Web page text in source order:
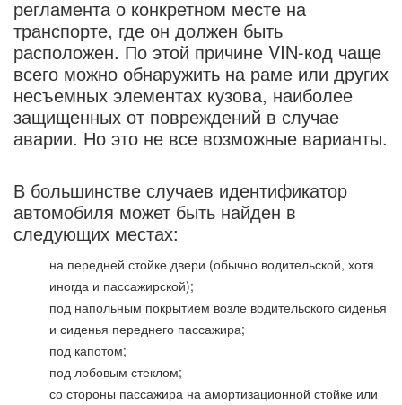
регламента о конкретном месте на
транспорте, где он должен быть
расположен. По этой причине VIN-код чаще
всего можно обнаружить на раме или других
несъемных элементах кузова, наиболее
защищенных от повреждений в случае
аварии. Но это не все возможные варианты.
В большинстве случаев идентификатор
автомобиля может быть найден в
следующих местах:
на передней стойке двери (обычно водительской, хотя
иногда и пассажирской);
под напольным покрытием возле водительского сиденья
и сиденья переднего пассажира;
под капотом;
под лобовым стеклом;
со стороны пассажира на амортизационной стойке или